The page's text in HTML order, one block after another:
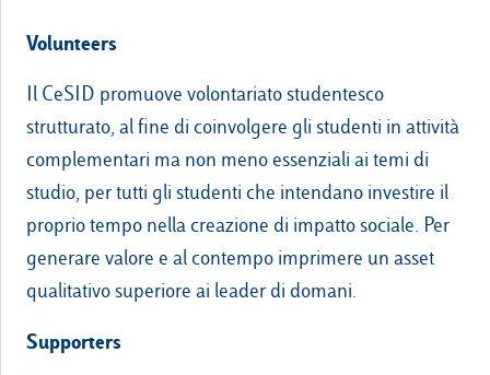
Volunteers
Il CeSID promuove volontariato studentesco
strutturato, al fine di coinvolgere gli studenti in attività
complementari ma non meno essenziali ai temi di
studio, per tutti gli studenti che intendano investire il
proprio tempo nella creazione di impatto sociale. Per
generare valore e al contempo imprimere un asset
qualitativo superiore ai leader di domani.
Supporters